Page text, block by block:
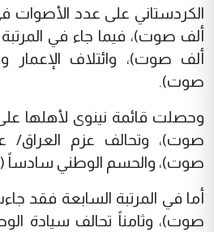
صوت).
صوت)، والحسم الوطني سادساً (89 ألف صوت).